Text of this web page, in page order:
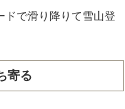
ドで滑り降りて雪山登
寄る